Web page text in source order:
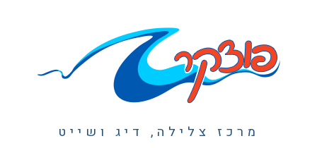
מרכז צלילה, דיג ושייט